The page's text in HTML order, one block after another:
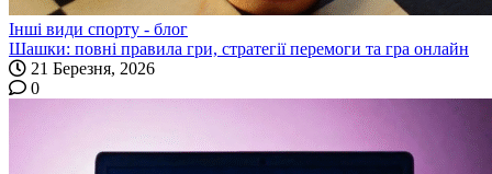
Інші види спорту - блог
Шашки: повні правила гри, стратегії перемоги та гра онлайн
21 Березня, 2026
0